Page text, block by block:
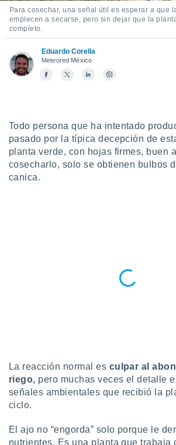
a la
la
todas
nuestros
nos
perfil
y
cookies
aceptar
de
sitio
CONFIGURACIÓN
Para cosechar, una señal útil es esperar a que
empiecen a secarse, pero sin dejar que la
completo.
Eduardo Corella
Meteored México
Todo persona que ha intentado
pasado por la típica decepción de
planta verde, con hojas firmes, buen
cosecharlo, solo se obtienen bulbos
canica.
La reacción normal es culpar al
riego, pero muchas veces el detalle
señales ambientales que recibió la
ciclo.
El ajo no “engorda” solo porque le
nutrientes. Es una planta que trabaja